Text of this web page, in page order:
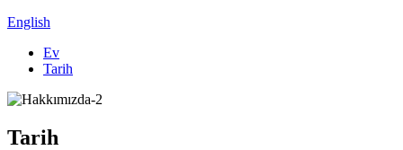
English
Ev
Tarih
Tarih